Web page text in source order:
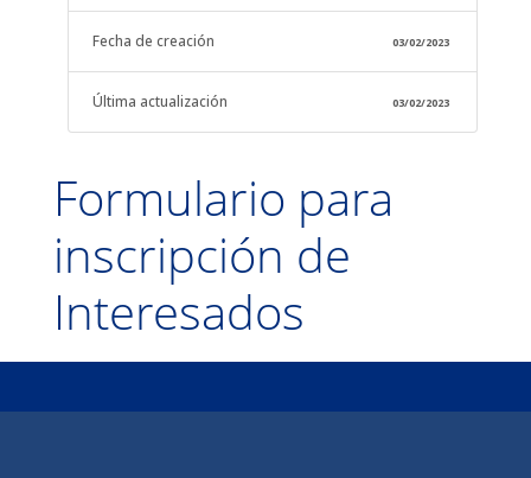
Fecha de creación 03/02/2023
Última actualización 03/02/2023
Formulario para
inscripción de
Interesados